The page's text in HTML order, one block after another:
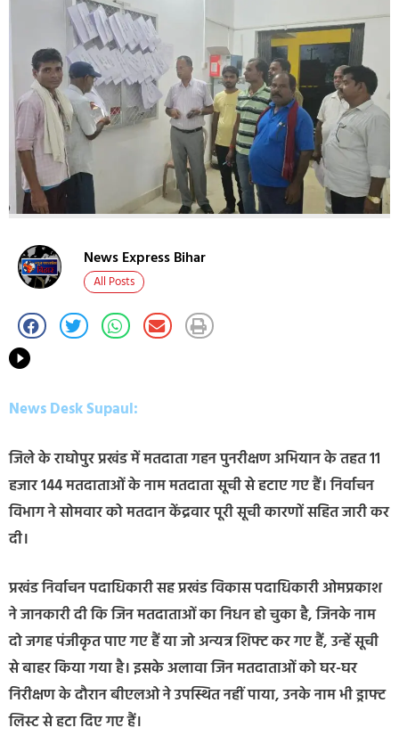
News Express Bihar
All Posts
News Desk Supaul:
जिले के राघोपुर प्रखंड में मतदाता गहन पुनरीक्षण अभियान के तहत 11
हजार 144 मतदाताओं के नाम मतदाता सूची से हटाए गए हैं। निर्वाचन
विभाग ने सोमवार को मतदान केंद्रवार पूरी सूची कारणों सहित जारी कर
दी।
प्रखंड निर्वाचन पदाधिकारी सह प्रखंड विकास पदाधिकारी ओमप्रकाश
ने जानकारी दी कि जिन मतदाताओं का निधन हो चुका है, जिनके नाम
दो जगह पंजीकृत पाए गए हैं या जो अन्यत्र शिफ्ट कर गए हैं, उन्हें सूची
से बाहर किया गया है। इसके अलावा जिन मतदाताओं को घर-घर
निरीक्षण के दौरान बीएलओ ने उपस्थित नहीं पाया, उनके नाम भी ड्राफ्ट
लिस्ट से हटा दिए गए हैं।